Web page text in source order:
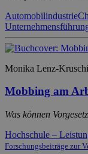
Automobilindustrie
Monika Lenz-
Mobbing am
Was können
Hochschule –
Forschungsbeiträge zur